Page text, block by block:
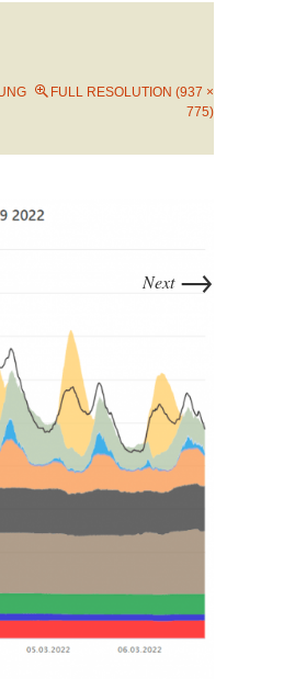
FULL RESOLUTION (937 ×
775)
Next →